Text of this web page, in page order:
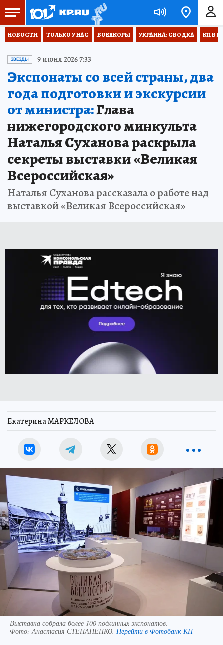
НОВОСТИ ТОЛЬКО У НАС ВОЕНКОРЫ УКРАИНА: СВОДКА КП В
ЗВЕЗДЫ 9 июня 2026 7:33
Экспонаты со всей страны, два
года подготовки и экскурсии
от министра:Глава
нижегородского минкульта
Наталья Суханова раскрыла
секреты выставки «Великая
Всероссийская»
Наталья Суханова рассказала о работе над
выставкой «Великая Всероссийская»
Екатерина МАРКЕЛОВА
Выставка собрала более 100 подлинных экспонатов.
Фото: Анастасия СТЕПАНЕНКО. Перейти в Фотобанк КП